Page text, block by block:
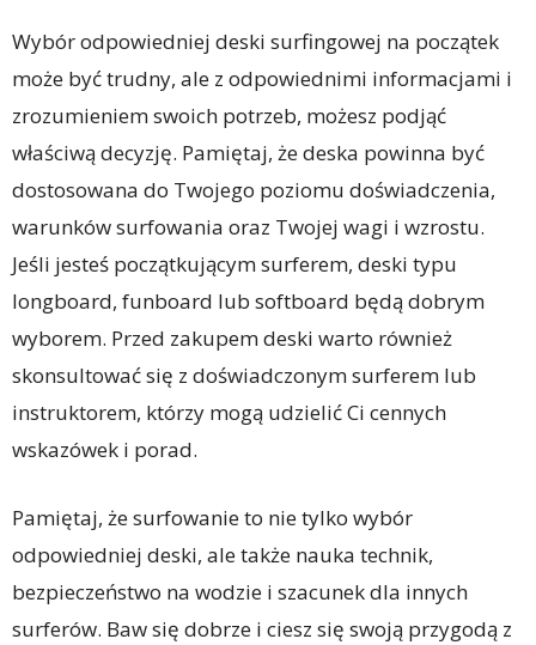
Wybór odpowiedniej deski surfingowej na początek
może być trudny, ale z odpowiednimi informacjami i
zrozumieniem swoich potrzeb, możesz podjąć
właściwą decyzję. Pamiętaj, że deska powinna być
dostosowana do Twojego poziomu doświadczenia,
warunków surfowania oraz Twojej wagi i wzrostu.
Jeśli jesteś początkującym surferem, deski typu
longboard, funboard lub softboard będą dobrym
wyborem. Przed zakupem deski warto również
skonsultować się z doświadczonym surferem lub
instruktorem, którzy mogą udzielić Ci cennych
wskazówek i porad.
Pamiętaj, że surfowanie to nie tylko wybór
odpowiedniej deski, ale także nauka technik,
bezpieczeństwo na wodzie i szacunek dla innych
surferów. Baw się dobrze i ciesz się swoją przygodą z